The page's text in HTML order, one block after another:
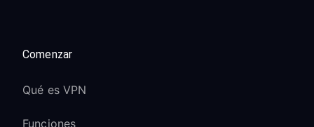
Comenzar
Qué es VPN
Funciones